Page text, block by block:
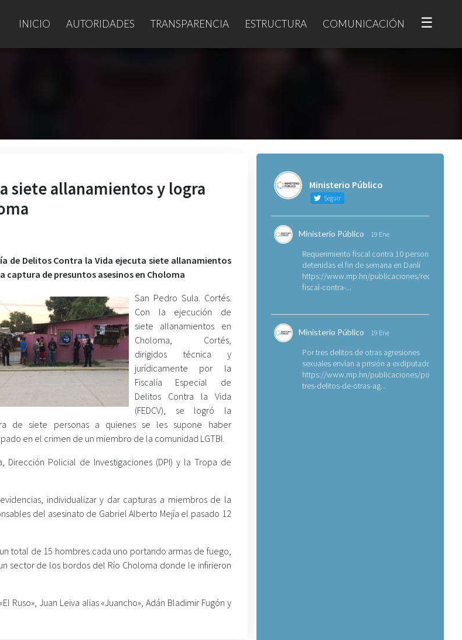
INICIO AUTORIDADES TRANSPARENCIA ESTRUCTURA COMUNICACIÓN ☰
siete allanamientos y logra
de Delitos Contra la Vida ejecuta siete allanamientos
captura de presuntos asesinos en Choloma
San Pedro Sula. Cortés.
Con la ejecución de
siete allanamientos en
Choloma, Cortés,
dirigidos técnica y
jurídicamente por la
Fiscalía Especial de
Delitos Contra la Vida
(FEDCV), se logró la
de siete personas a quienes se les supone haber
en el crimen de un miembro de la comunidad LGTBI.
Policial de Investigaciones (DPI) y la Tropa de
individualizar y dar capturas a miembros de la
del asesinato de Gabriel Alberto Mejía el pasado 12
total de 15 hombres cada uno portando armas de fuego,
sector de los bordos del Río Choloma donde le infirieron
Ruso», Juan Leiva alias «Juancho», Adán Bladimir Fugón y
Ministerio Público
Seguir
Ministerio Público 19 Ene
Requerimiento fiscal contra 10 personas
detenidas el fin de semana en Danlí
https://www.mp.hn/publicaciones/
fiscal-contra-...
Ministerio Público 19 Ene
Por tres delitos de otras agresiones
sexuales envían a prisión a exdiputado
https://www.mp.hn/publicaciones/por-
tres-delitos-de-otras-ag...